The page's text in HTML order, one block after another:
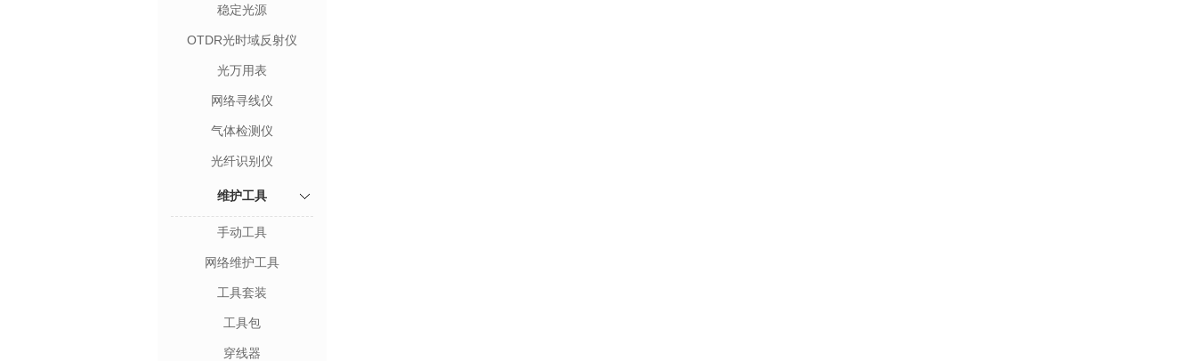
稳定光源
OTDR光时域反射仪
光万用表
网络寻线仪
气体检测仪
光纤识别仪
维护工具
手动工具
网络维护工具
工具套装
工具包
穿线器